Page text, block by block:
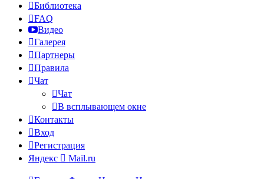
Библиотека
FAQ
Видео
Галерея
Партнеры
Правила
Чат
Чат
В всплывающем окне
Контакты
Вход
Регистрация
Яндекс
Mail.ru